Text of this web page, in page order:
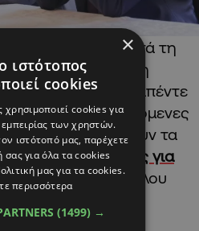
εξήγησε ότι κατά τη
συμφωνήθηκε η
κοιμητηρίων, δεκαπέντε
στις κατεχόμενες
οποία αναλαμβάνουν τα
Τεχνικής Επιτροπής για
Υπήρξε εξάλλου
στα θέματα
×
ιστότοπος
cookies
χρησιμοποιεί cookies για
των χρηστών.
ιστότοπό μας, παρέχετε
σας για όλα τα cookies
μας για τα cookies.
περισσότερα
(1499) →